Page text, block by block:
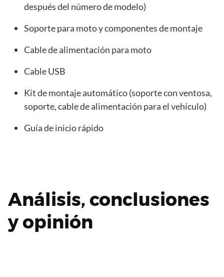
después del número de modelo)
Soporte para moto y componentes de montaje
Cable de alimentación para moto
Cable USB
Kit de montaje automático (soporte con ventosa,
soporte, cable de alimentación para el vehículo)
Guía de inicio rápido
Análisis, conclusiones
y opinión